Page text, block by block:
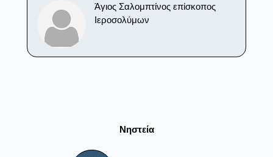
Άγιος Σαλομπτίνος επίσκοπος
Ιεροσολύμων
Νηστεία